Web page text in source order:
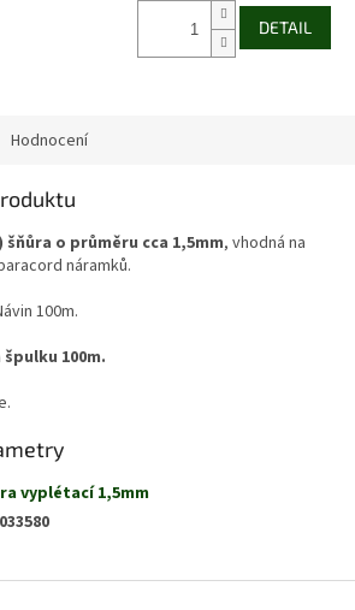
DETAIL
Hodnocení
šňůra o průměru cca 1,5mm, vhodná na
náramků.
100m.
100m.
vyplétací 1,5mm